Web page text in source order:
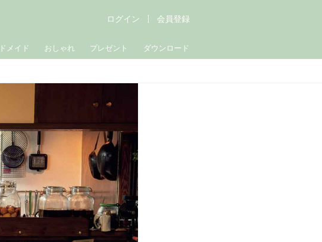
メイド おしゃれ プレゼント ダウンロード
ログイン 会員登録